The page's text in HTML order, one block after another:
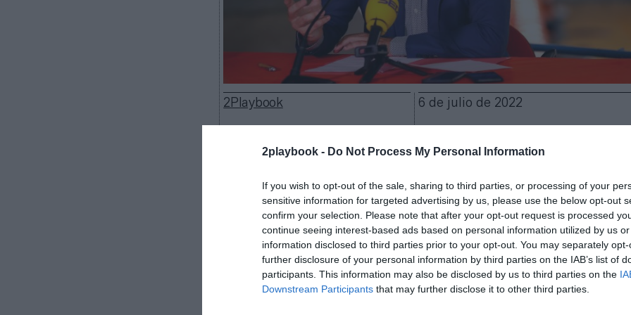
2playbook - Do Not Process My Personal Information
If you wish to opt-out of the sale, sharing to third parties, or processing of your
sensitive information for targeted advertising by us, please use the below opt-out
confirm your selection. Please note that after your opt-out request is processed
continue seeing interest-based ads based on personal information utilized by us
information disclosed to third parties prior to your opt-out. You may separately
further disclosure of your personal information by third parties on the IAB’s list of
participants. This information may also be disclosed by us to third parties on the
Downstream Participants that may further disclose it to other third parties.
2Playbook 6 de julio de 2022
Bàsquet Manresa inicia una nueva etapa de la mano de Jordi
exconcejal de Deportes del Ayuntamiento de Manresa ha sido
como nuevo presidente del club de la ACBtras la renuncia
Josep Sáez diez días atrás, según ha informado la entidad en un
comunicado.
Serracanta es diplomado en gestión y administración pública,
máster en gestión deportiva y postgrado en gestión de